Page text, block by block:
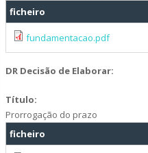
ficheiro
fundamentacao.pdf
DR Decisão de Elaborar:
Título:
Prorrogação do prazo
ficheiro